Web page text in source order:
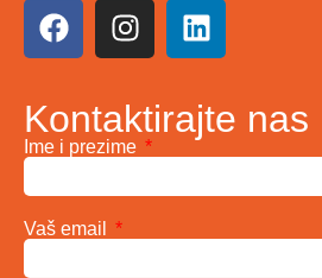
Kontaktirajte nas
Ime i prezime
Vaš email